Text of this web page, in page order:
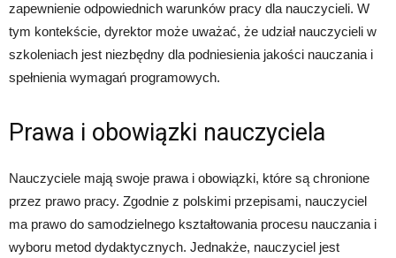
zapewnienie odpowiednich warunków pracy dla nauczycieli. W
tym kontekście, dyrektor może uważać, że udział nauczycieli w
szkoleniach jest niezbędny dla podniesienia jakości nauczania i
spełnienia wymagań programowych.
Prawa i obowiązki nauczyciela
Nauczyciele mają swoje prawa i obowiązki, które są chronione
przez prawo pracy. Zgodnie z polskimi przepisami, nauczyciel
ma prawo do samodzielnego kształtowania procesu nauczania i
wyboru metod dydaktycznych. Jednakże, nauczyciel jest